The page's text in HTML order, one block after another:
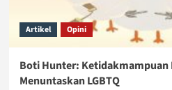
Artikel Opini
Boti Hunter: Ketidakmampuan
Menuntaskan LGBTQ